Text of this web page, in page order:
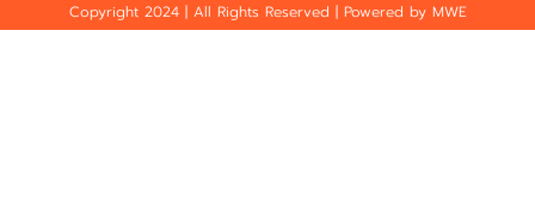
Copyright 2024 | All Rights Reserved | Powered by MWE